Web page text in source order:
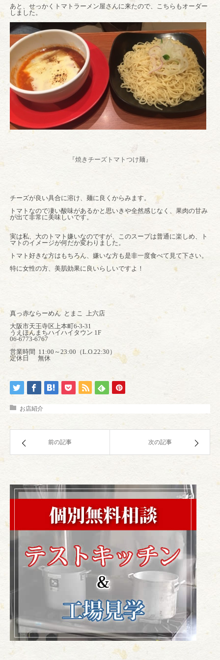
あと、せっかくトマトラーメン屋さんに来たので、こちらもオーダー
しました。
『焼きチーズトマトつけ麺』
チーズが良い具合に溶け、麺に良くからみます。
トマトなので凄い酸味があるかと思いきや全然感じなく、果肉の甘み
が出て非常に美味しいです。
実は私、大のトマト嫌いなのですが、このスープは普通に楽しめ、ト
マトのイメージが何だか変わりました。
トマト好きな方はもちろん、嫌いな方も是非一度食べて見て下さい。
特に女性の方、 美肌効果に良いらしいですよ！
真っ赤ならーめん とまこ 上六店
大阪市天王寺区上本町6-3-31
うえほんまちハイハイタウン 1F
06-6773-6767
営業時間 11:00～23:00（L.O.22:30）
定休日 無休
お店紹介
前の記事 次の記事